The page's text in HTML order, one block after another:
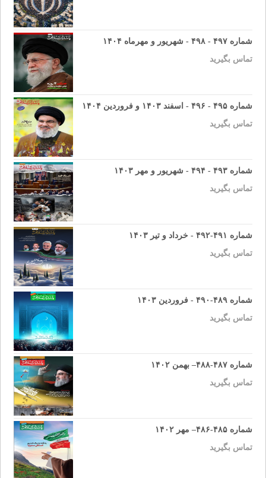
شماره ۴۹۷ - ۴۹۸ - شهریور و مهرماه ۱۴۰۴
تماس بگیرید
شماره ۴۹۵ - ۴۹۶ - اسفند ۱۴۰۳ و فروردین ۱۴۰۴
تماس بگیرید
شماره ۴۹۳ - ۴۹۴ - شهریور و مهر ۱۴۰۳
تماس بگیرید
شماره ۴۹۱-۴۹۲ - خرداد و تیر ۱۴۰۳
تماس بگیرید
شماره ۴۸۹-۴۹۰ - فروردین ۱۴۰۳
تماس بگیرید
شماره ۴۸۷-۴۸۸– بهمن ۱۴۰۲
تماس بگیرید
شماره ۴۸۵-۴۸۶– مهر ۱۴۰۲
تماس بگیرید